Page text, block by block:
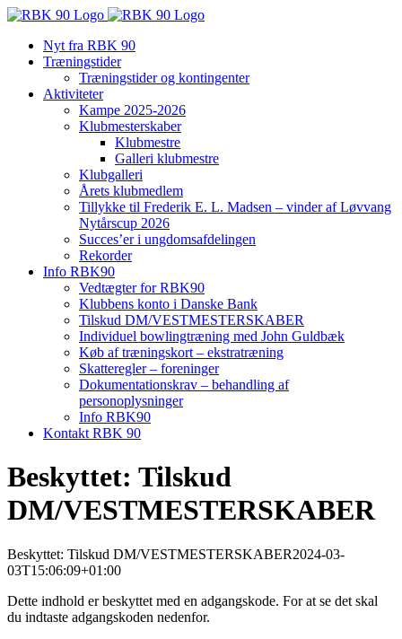
Skip
contentNyt fra RBK 90
Træningstider
Træningstider og kontingenter
Aktiviteter
Kampe 2025-2026
Klubmesterskaber
Klubmestre
Galleri klubmestre
Klubgalleri
Årets klubmedlem
Tillykke til Frederik E. L. Madsen – vinder af Løvvang
Nytårscup 2026
Succes’er i ungdomsafdelingen
Rekorder
Info RBK90
Vedtægter for RBK90
Klubbens konto i Danske Bank
Tilskud DM/VESTMESTERSKABER
Individuel bowlingtræning med John Guldbæk
Køb af træningskort – ekstratræning
Skatteregler – foreninger
Dokumentationskrav – behandling af
personoplysninger
Info RBK90
Kontakt RBK 90
Beskyttet: Tilskud
DM/VESTMESTERSKABER
Beskyttet: Tilskud DM/VESTMESTERSKABER2024-03-
03T15:06:09+01:00
Dette indhold er beskyttet med en adgangskode. For at se det skal
du indtaste adgangskoden nedenfor.